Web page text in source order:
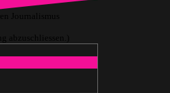
Journalismus
abzuschliessen.)